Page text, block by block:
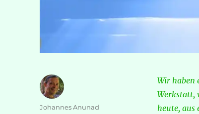
Wir haben
Werkstatt,
heute, aus
Autor
Johannes Anunad